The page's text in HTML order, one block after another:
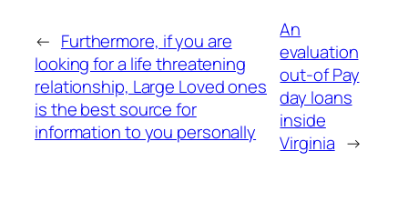
← Furthermore, if you are
looking for a life threatening
relationship, Large Loved ones
is the best source for
information to you personally
An
evaluation
out-of Pay
day loans
inside
Virginia →